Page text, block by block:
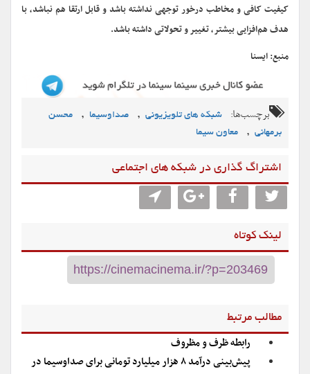
کیفیت کافی و مخاطب درخور توجهی نداشته باشد و قابل ارتقا هم نباشد، با
هدف هم‌افزایی بیشتر، تغییر و تحولاتی داشته باشد.
منبع: ایسنا
برچسب‌ها: شبکه های تلویزیونی , صداوسیما ,
محسن
برمهانی , معاون سیما
اشتراگ گذاری در شبکه های اجتماعی
لینک کوتاه
مطالب مرتبط
رابطه ظرف و مظروف
پیش‌بینی درآمد ۸ هزار میلیارد تومانی برای صداوسیما در